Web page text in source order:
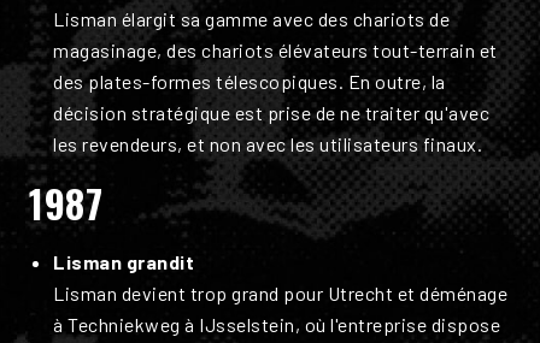
Lisman élargit sa gamme avec des chariots de
magasinage, des chariots élévateurs tout-terrain et
des plates-formes télescopiques. En outre, la
décision stratégique est prise de ne traiter qu'avec
les revendeurs, et non avec les utilisateurs finaux.
1987
Lisman grandit
Lisman devient trop grand pour Utrecht et déménage
à Techniekweg à IJsselstein, où l'entreprise dispose